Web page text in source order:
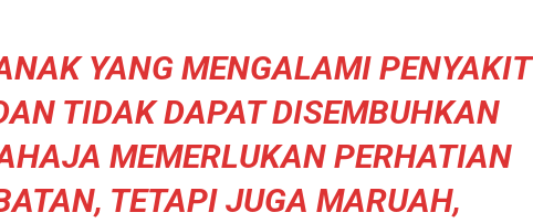
YANG MENGALAMI PENYAKIT
TIDAK DAPAT DISEMBUHKAN
MEMERLUKAN PERHATIAN
TETAPI JUGA MARUAH,